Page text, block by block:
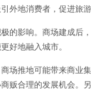
地消费者，促进旅
的影响。商场建成后
好地融入城市。
场推地可能带来商业
贩合理的发展机会。